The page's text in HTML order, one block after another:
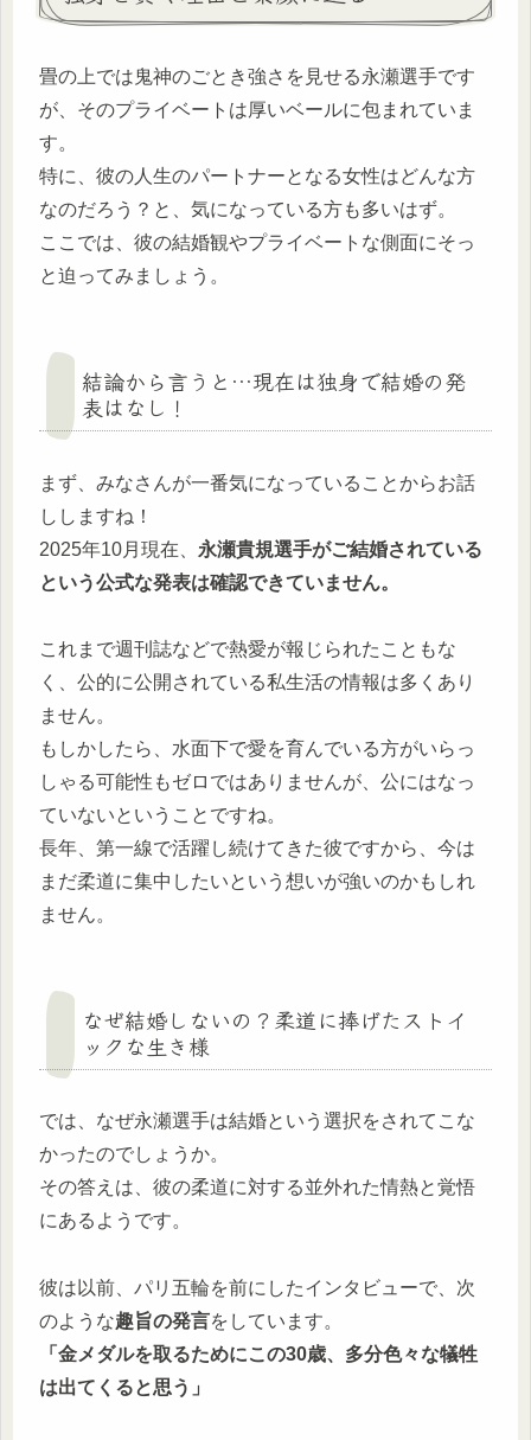
畳の上では鬼神のごとき強さを見せる永瀬選手です
が、そのプライベートは厚いベールに包まれていま
す。
特に、彼の人生のパートナーとなる女性はどんな方
なのだろう？と、気になっている方も多いはず。
ここでは、彼の結婚観やプライベートな側面にそっ
と迫ってみましょう。
結論から言うと…現在は独身で結婚の発
表はなし！
まず、みなさんが一番気になっていることからお話
ししますね！
2025年10月現在、 永瀬貴規選手がご結婚されている
という公式な発表は確認できていません。
これまで週刊誌などで熱愛が報じられたこともな
く、 公的に公開されている私生活の情報は多くあり
ません。
もしかしたら、水面下で愛を育んでいる方がいらっ
しゃる可能性もゼロではありませんが、公にはなっ
ていないということですね。
長年、第一線で活躍し続けてきた彼ですから、今は
まだ柔道に集中したいという想いが強いのかもしれ
ません。
なぜ結婚しないの？柔道に捧げたストイ
ックな生き様
では、なぜ永瀬選手は結婚という選択をされてこな
かったのでしょうか。
その答えは、彼の柔道に対する並外れた情熱と覚悟
にあるようです。
彼は以前、パリ五輪を前にしたインタビューで、次
のような趣旨の発言をしています。
「金メダルを取るためにこの30歳、多分色々な犠牲
は出てくると思う」